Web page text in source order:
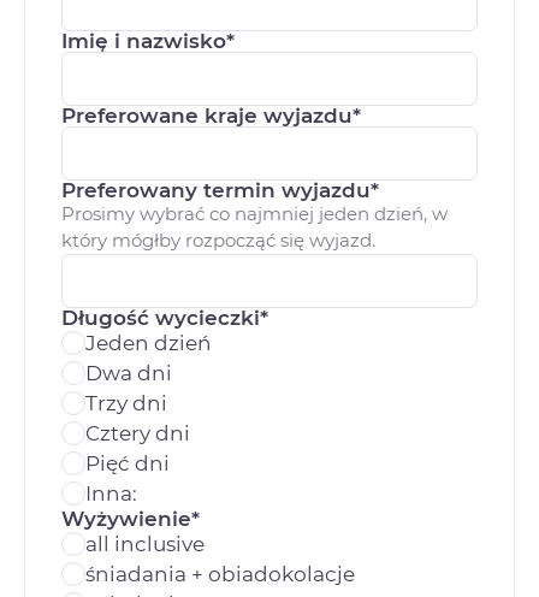
Imię i nazwisko*
Preferowane kraje wyjazdu*
Prosimy wybrać co najmniej jeden dzień, w
który mógłby rozpocząć się wyjazd.
Preferowany termin wyjazdu*
Jeden dzień
Dwa dni
Trzy dni
Cztery dni
Pięć dni
Inna:
Długość wycieczki*
all inclusive
śniadania + obiadokolacje
Wyżywienie*